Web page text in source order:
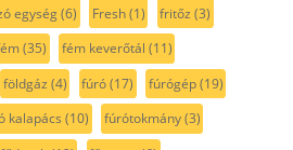
egység(6) Fresh(1) fritőz (3)
(35) fém keverőtál (11)
földgáz (4) fúró(17) fúrógép(19)
kalapács (10) fúrótokmány(3)